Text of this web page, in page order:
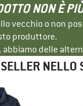
NON È
vecchio o non
produttore.
abbiamo delle
NELLO